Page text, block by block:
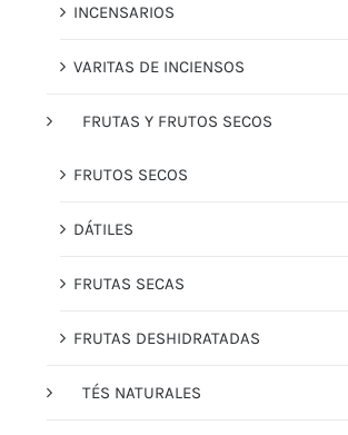
INCENSARIOS
VARITAS DE INCIENSOS
FRUTAS Y FRUTOS SECOS
FRUTOS SECOS
DÁTILES
FRUTAS SECAS
FRUTAS DESHIDRATADAS
TÉS NATURALES